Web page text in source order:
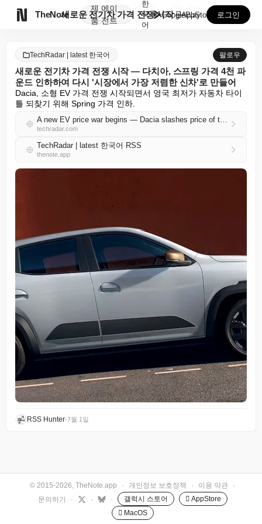
TheNote
제
품
에이
전트
새로운 전기차 가격 전쟁 시작 — 다치아, 스프링 가격...
한
국
어
GooglePlay
AppStore 로그인
TechRadar | latest 한국어 팔로우
새로운 전기차 가격 전쟁 시작 — 다치아, 스프링 가격 4천 파
운드 인하하여 다시 '시장에서 가장 저렴한 신차'로 만들어
Dacia, 소형 EV 가격 전쟁 시작되면서 영국 최저가 자동차 타이
틀 되찾기 위해 Spring 가격 인하.
A new EV price war begins — Dacia slashes price of the Spring by £4k to again make it the 'most affordable new car on the market'
techradar.com
TechRadar | latest 한국어 RSS
thenote.app
RSS Hunter•7월 1일
© 2015-2026, TheNote.app · 개인정보 보호정책 · 이용 약관
·
문의하기
· · · 갤럭시 스토어
 AppStore
 MacOS